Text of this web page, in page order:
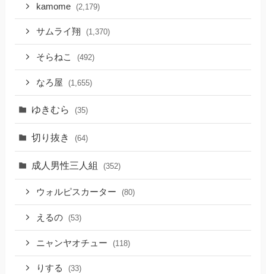
kamome (2,179)
サムライ翔 (1,370)
そらねこ (492)
なろ屋 (1,655)
ゆきむら (35)
切り抜き (64)
成人男性三人組 (352)
ウォルピスカーター (80)
えるの (53)
ニャンヤオチュー (118)
りする (33)